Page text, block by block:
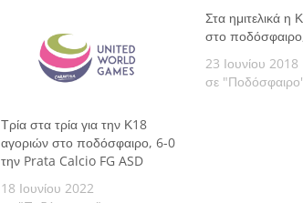
Τρία στα τρία για την Κ18
αγοριών στο ποδόσφαιρο, 6-0
την Prata Calcio FG ASD
18 Ιουνίου 2022
Στα ημιτελικά η
στο
23 Ιουνίου 2018
σε